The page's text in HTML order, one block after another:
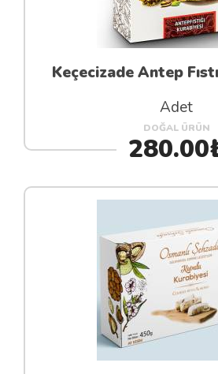
Keçecizade Antep
Adet
DOĞAL ÜRÜN